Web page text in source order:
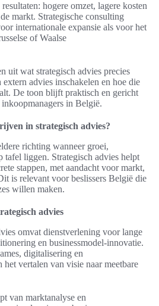
hogere omzet, lagere kosten
markt. Strategische consulting
internationale expansie als voor het
of Waalse
uit wat strategisch advies precies
advies inschakelen en hoe die
De toon blijft praktisch en gericht
in België.
in strategisch advies?
richting wanneer groei,
tafel liggen. Strategisch advies helpt
stappen, met aandacht voor markt,
is relevant voor beslissers België die
willen maken.
advies
omvat dienstverlening voor lange
en businessmodel-innovatie.
digitalisering en
het vertalen van visie naar meetbare
van marktanalyse en